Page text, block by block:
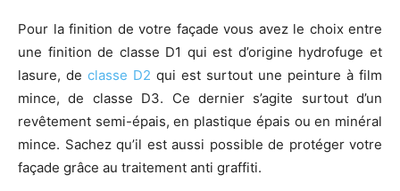
Pour la finition de votre façade vous avez le choix entre
une finition de classe D1 qui est d’origine hydrofuge et
lasure, de classe D2 qui est surtout une peinture à film
mince, de classe D3. Ce dernier s’agite surtout d’un
revêtement semi-épais, en plastique épais ou en minéral
mince. Sachez qu’il est aussi possible de protéger votre
façade grâce au traitement anti graffiti.